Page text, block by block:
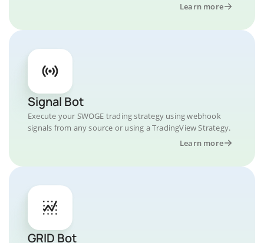
Learn more
Signal Bot
Execute your SWOGE trading strategy using webhook
signals from any source or using a TradingView Strategy.
Learn more
GRID Bot